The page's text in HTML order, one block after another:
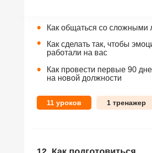
Как провести первые 90
на новой должности
•
Как сделать так, чтобы
работали на вас
•
Как общаться со сложными
•
11 уроков 1 тренажер